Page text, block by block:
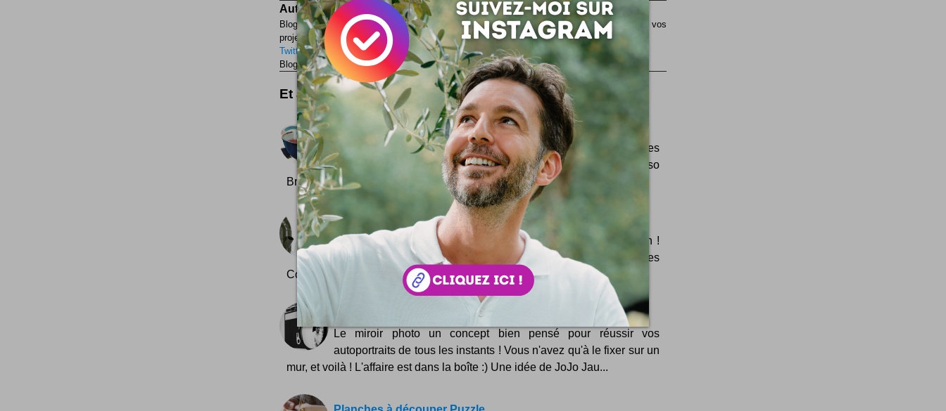
Auteur :Simon Tripnaux
Blogueur lifestyle - Content manager & expert SEO. Mon job, rendre visible et lisible vos
projets par les mots. Adepte de l'écriture depuis 1978.
Twitter Facebook
LinkedIn
Blogueur ? Auteur ?Rejoignez la rédaction !
Et aussi ...
Variés Thés
Un petit thé ? Oui mais avec du beau sachet s'il vous plaît ! Les
beaux sachets de Madame sont servis ... Avec un humour so
British ! RoyalTea DemocraTea StripTea
Pretty Vases Collection
Des vases vraiment sympa dans cette Pretty Vases Collection !
Hop, quelques photos des vases proposés dans la Pretty Vases
Collection de chez Domeau & Pérès ... .....
Le miroir photo un concept bien pensé pour réussir vos
autoportraits de tous les instants ! Vous n'avez qu'à le fixer sur un
mur, et voilà ! L'affaire est dans la boîte :) Une idée de JoJo Jau...